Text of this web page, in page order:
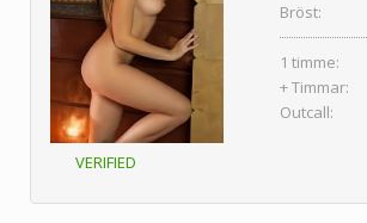
VERIFIED
Bröst:
1 timme:
+ Timmar:
Outcall: